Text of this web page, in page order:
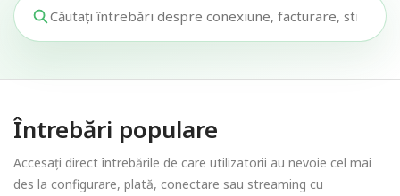
Întrebări populare
Accesați direct întrebările de care utilizatorii au nevoie cel mai
des la configurare, plată, conectare sau streaming cu